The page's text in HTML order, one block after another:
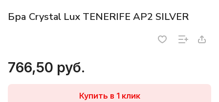
Бра Crystal Lux TENERIFE AP2 SILVER
766,50 руб.
Купить в 1 клик